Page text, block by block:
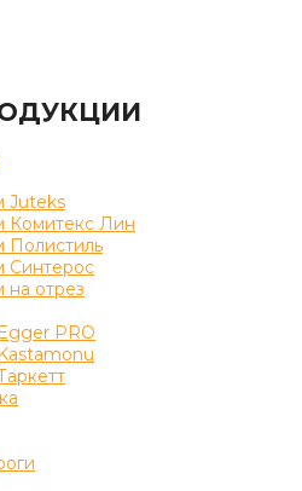
Juteks
Комитекс Лин
Полистиль
Синтерос
отрез
PRO